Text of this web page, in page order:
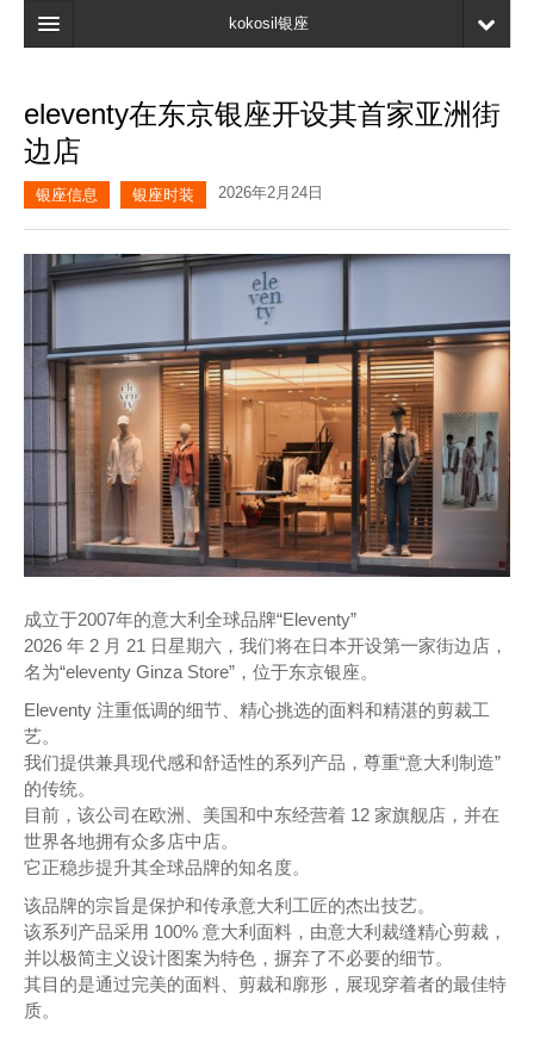
kokosil银座
搜索
最新信息
我的页面
eleventy在东京银座开设其首家亚洲街
边店
银座信息 银座时装 2026年2月24日
成立于2007年的意大利全球品牌“Eleventy”
2026 年 2 月 21 日星期六，我们将在日本开设第一家街边店，
名为“eleventy Ginza Store”，位于东京银座。
Eleventy 注重低调的细节、精心挑选的面料和精湛的剪裁工
艺。
我们提供兼具现代感和舒适性的系列产品，尊重“意大利制造”
的传统。
目前，该公司在欧洲、美国和中东经营着 12 家旗舰店，并在
世界各地拥有众多店中店。
它正稳步提升其全球品牌的知名度。
该品牌的宗旨是保护和传承意大利工匠的杰出技艺。
该系列产品采用 100% 意大利面料，由意大利裁缝精心剪裁，
并以极简主义设计图案为特色，摒弃了不必要的细节。
其目的是通过完美的面料、剪裁和廓形，展现穿着者的最佳特
质。